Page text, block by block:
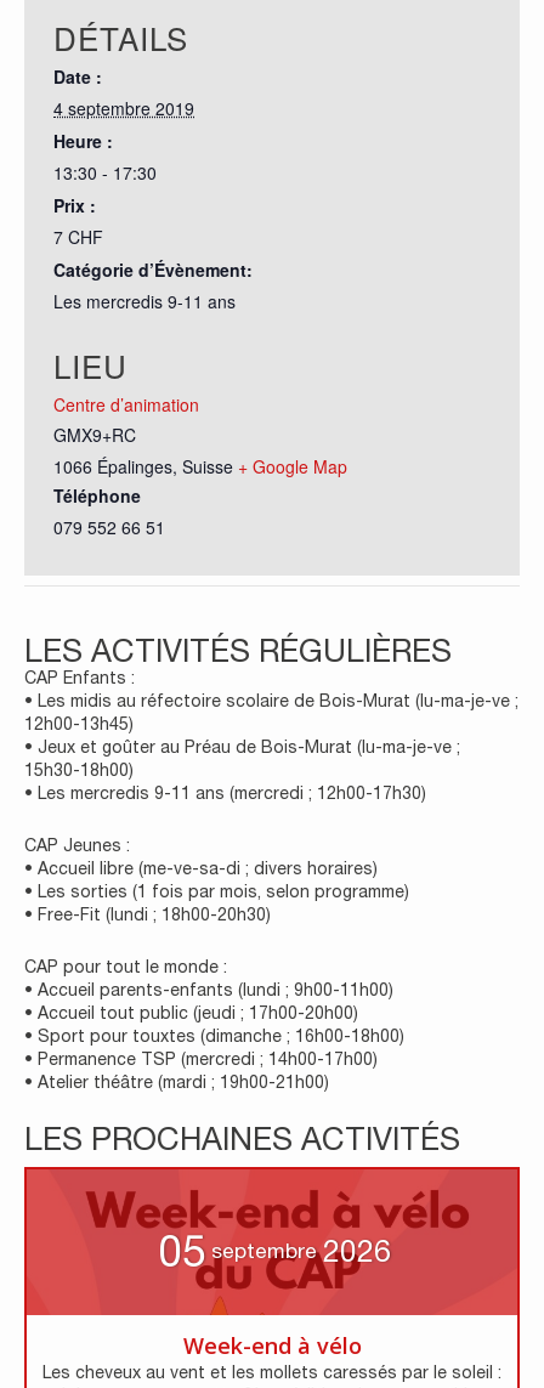
DÉTAILS
Date :
4 septembre 2019
Heure :
13:30 - 17:30
Prix :
7 CHF
Catégorie d’Évènement:
Les mercredis 9-11 ans
LIEU
Centre d’animation
GMX9+RC
1066 Épalinges, Suisse + Google Map
Téléphone
079 552 66 51
LES ACTIVITÉS RÉGULIÈRES
CAP Enfants :
• Les midis au réfectoire scolaire de Bois-Murat (lu-ma-je-ve ;
12h00-13h45)
• Jeux et goûter au Préau de Bois-Murat (lu-ma-je-ve ;
15h30-18h00)
• Les mercredis 9-11 ans (mercredi ; 12h00-17h30)
CAP Jeunes :
• Accueil libre (me-ve-sa-di ; divers horaires)
• Les sorties (1 fois par mois, selon programme)
• Free-Fit (lundi ; 18h00-20h30)
CAP pour tout le monde :
• Accueil parents-enfants (lundi ; 9h00-11h00)
• Accueil tout public (jeudi ; 17h00-20h00)
• Sport pour touxtes (dimanche ; 16h00-18h00)
• Permanence TSP (mercredi ; 14h00-17h00)
• Atelier théâtre (mardi ; 19h00-21h00)
LES PROCHAINES ACTIVITÉS
05 septembre 2026
Week-end à vélo
Les cheveux au vent et les mollets caressés par le soleil :